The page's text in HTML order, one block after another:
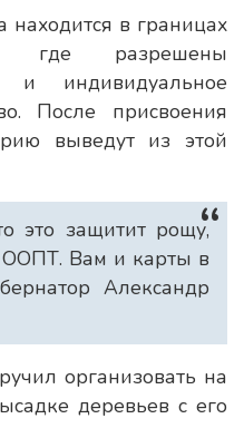
в границах
где разрешены
и индивидуальное
После присвоения
выведут из этой
это защитит рощу,
ООПТ. Вам и карты в
Александр
организовать на
деревьев с его